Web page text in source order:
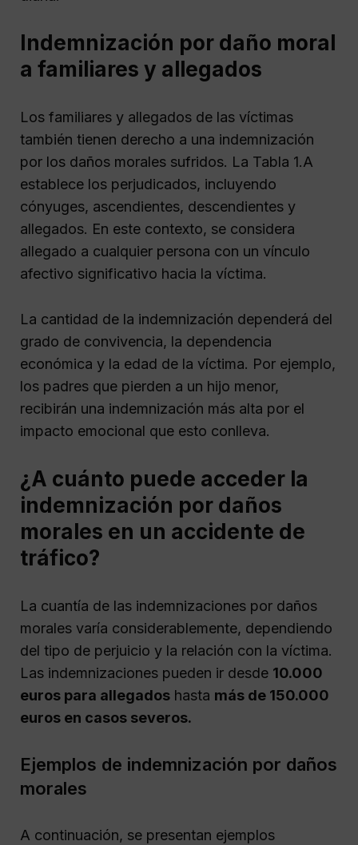
Indemnización por daño moral
a familiares y allegados
Los familiares y allegados de las víctimas
también tienen derecho a una indemnización
por los daños morales sufridos. La Tabla 1.A
establece los perjudicados, incluyendo
cónyuges, ascendientes, descendientes y
allegados. En este contexto, se considera
allegado a cualquier persona con un vínculo
afectivo significativo hacia la víctima.
La cantidad de la indemnización dependerá del
grado de convivencia, la dependencia
económica y la edad de la víctima. Por ejemplo,
los padres que pierden a un hijo menor,
recibirán una indemnización más alta por el
impacto emocional que esto conlleva.
¿A cuánto puede acceder la
indemnización por daños
morales en un accidente de
tráfico?
La cuantía de las indemnizaciones por daños
morales varía considerablemente, dependiendo
del tipo de perjuicio y la relación con la víctima.
Las indemnizaciones pueden ir desde 10.000
euros para allegados hasta más de 150.000
euros en casos severos.
Ejemplos de indemnización por daños
morales
A continuación, se presentan ejemplos